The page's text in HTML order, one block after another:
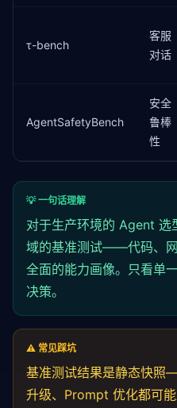
self
        score =
task=task,
for
            result =
return {
        }
τ-bench
客服
对话
AgentSafetyBench
安全
鲁棒
性
💡 一句话理解
对于生产环境的 Agent 选
域的基准测试——代码、
全面的能力画像。只看单
决策。
⚠️ 常见踩坑
基准测试结果是静态快
升级、Prompt 优化都可